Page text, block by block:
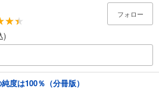
)
フォロー
度は100％（分冊版）